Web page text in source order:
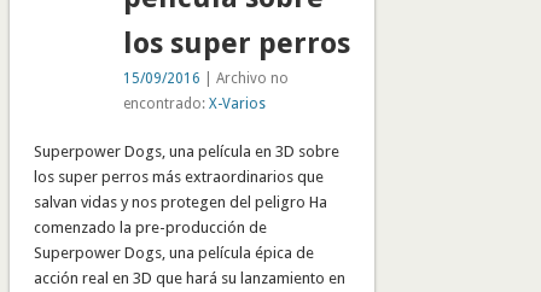
los super perros
15/09/2016 | Archivo no
encontrado: X-Varios
Superpower Dogs, una película en 3D sobre
los super perros más extraordinarios que
salvan vidas y nos protegen del peligro Ha
comenzado la pre-producción de
Superpower Dogs, una película épica de
acción real en 3D que hará su lanzamiento en